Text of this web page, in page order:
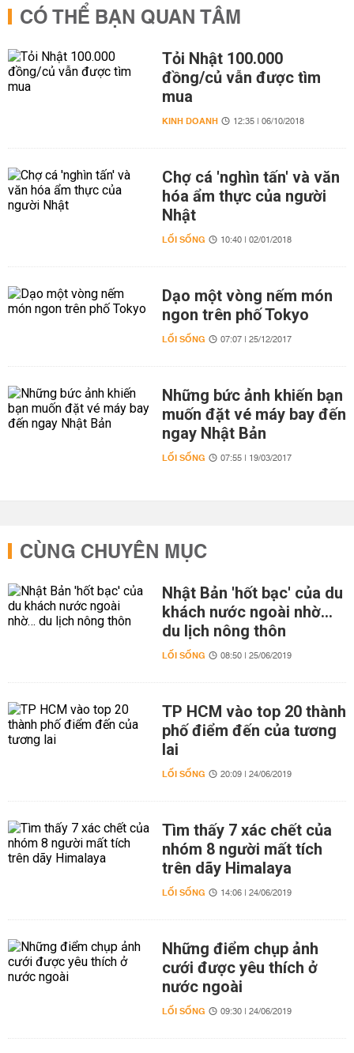
CÓ THỂ BẠN QUAN TÂM
Tỏi Nhật 100.000
đồng/củ vẫn được tìm
mua
KINH DOANH 12:35 | 06/10/2018
Chợ cá 'nghìn tấn' và văn
hóa ẩm thực của người
Nhật
LỐI SỐNG 10:40 | 02/01/2018
Dạo một vòng nếm món
ngon trên phố Tokyo
LỐI SỐNG 07:07 | 25/12/2017
Những bức ảnh khiến bạn
muốn đặt vé máy bay đến
ngay Nhật Bản
LỐI SỐNG 07:55 | 19/03/2017
CÙNG CHUYÊN MỤC
Nhật Bản 'hốt bạc' của du
khách nước ngoài nhờ…
du lịch nông thôn
LỐI SỐNG 08:50 | 25/06/2019
TP HCM vào top 20 thành
phố điểm đến của tương
lai
LỐI SỐNG 20:09 | 24/06/2019
Tìm thấy 7 xác chết của
nhóm 8 người mất tích
trên dãy Himalaya
LỐI SỐNG 14:06 | 24/06/2019
Những điểm chụp ảnh
cưới được yêu thích ở
nước ngoài
LỐI SỐNG 09:30 | 24/06/2019